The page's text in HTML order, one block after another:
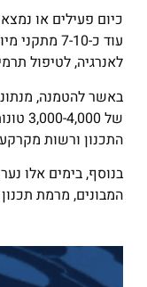
לאנרגיה, לטיפול
באשר להטמנה,
של
התכנון ורשות
בנוסף, בימים אלו
המבונים, מרמת